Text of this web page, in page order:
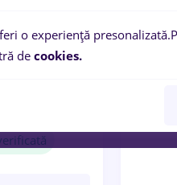
o experiență presonalizată.
de cookies.